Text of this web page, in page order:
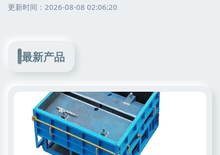
更新时间：2026-08-08 02:06:20
最新产品